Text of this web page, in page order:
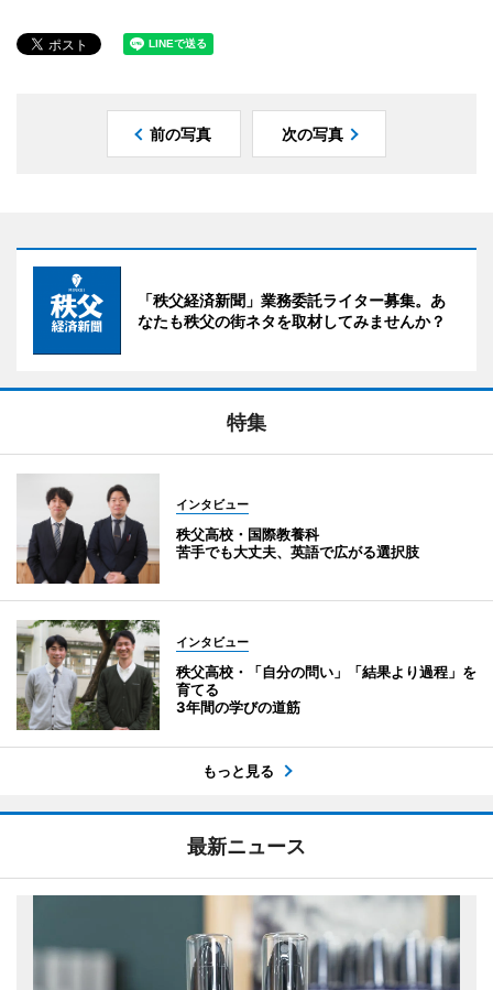
前の写真 次の写真
「秩父経済新聞」業務委託ライター募集。あ
なたも秩父の街ネタを取材してみませんか？
特集
インタビュー
秩父高校・国際教養科
苦手でも大丈夫、英語で広がる選択肢
インタビュー
秩父高校・「自分の問い」「結果より過程」を
育てる
3年間の学びの道筋
もっと見る
最新ニュース